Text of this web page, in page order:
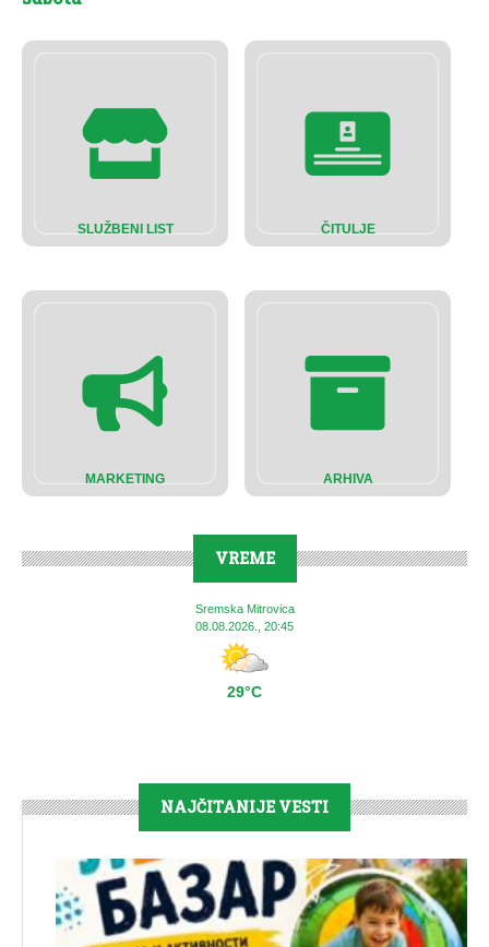
SLUŽBENI LIST ČITULJE
MARKETING ARHIVA
VREME
Sremska Mitrovica
08.08.2026., 20:45
29°C
NAJČITANIJE VESTI